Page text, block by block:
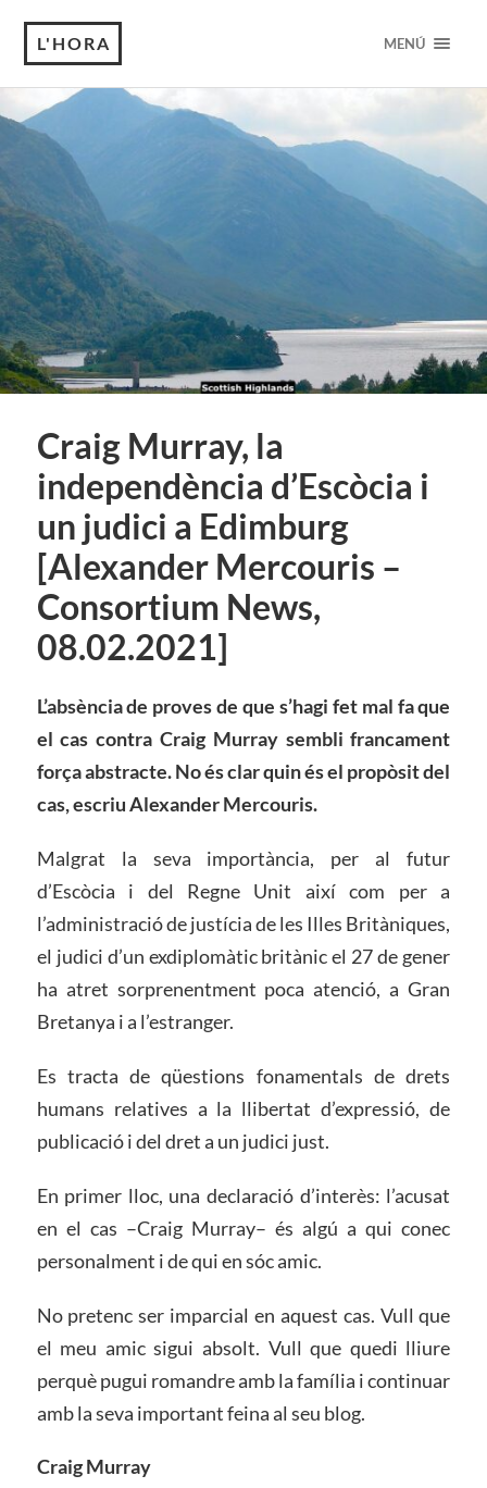
L'HORA MENÚ
Craig Murray, la
independència d’Escòcia i
un judici a Edimburg
[Alexander Mercouris –
Consortium News,
08.02.2021]
L’absència de proves de que s’hagi fet mal fa que
el cas contra Craig Murray sembli francament
força abstracte. No és clar quin és el propòsit del
cas, escriu Alexander Mercouris.
Malgrat la seva importància, per al futur
d’Escòcia i del Regne Unit així com per a
l’administració de justícia de les Illes Britàniques,
el judici d’un exdiplomàtic britànic el 27 de gener
ha atret sorprenentment poca atenció, a Gran
Bretanya i a l’estranger.
Es tracta de qüestions fonamentals de drets
humans relatives a la llibertat d’expressió, de
publicació i del dret a un judici just.
En primer lloc, una declaració d’interès: l’acusat
en el cas –Craig Murray– és algú a qui conec
personalment i de qui en sóc amic.
No pretenc ser imparcial en aquest cas. Vull que
el meu amic sigui absolt. Vull que quedi lliure
perquè pugui romandre amb la família i continuar
amb la seva important feina al seu blog.
Craig Murray